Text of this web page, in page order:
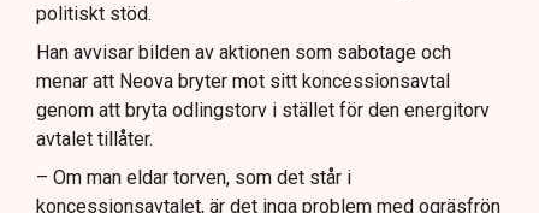
politiskt stöd.
Han avvisar bilden av aktionen som sabotage och
menar att Neova bryter mot sitt koncessionsavtal
genom att bryta odlingstorv i stället för den energitorv
avtalet tillåter.
– Om man eldar torven, som det står i
koncessionsavtalet, är det inga problem med ogräsfrön